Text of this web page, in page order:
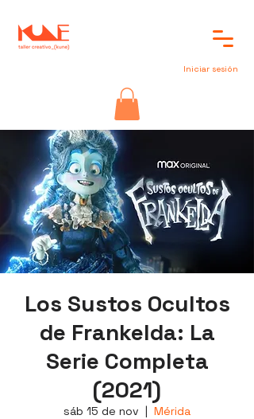
Iniciar sesión
Los Sustos Ocultos
de Frankelda: La
Serie Completa
(2021)
sáb 15 de nov
  |
Mérida